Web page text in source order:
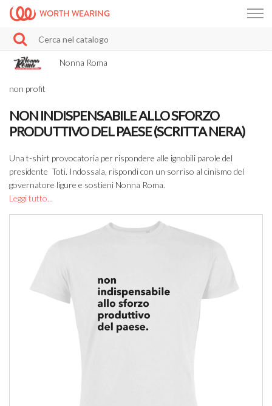
WORTH WEARING
Nonna Roma
non profit
NON INDISPENSABILE ALLO SFORZO
PRODUTTIVO DEL PAESE (SCRITTA NERA)
Una t-shirt provocatoria per rispondere alle ignobili parole del
presidente Toti. Indossala, rispondi con un sorriso al cinismo del
governatore ligure e sostieni Nonna Roma.
Leggi tutto...